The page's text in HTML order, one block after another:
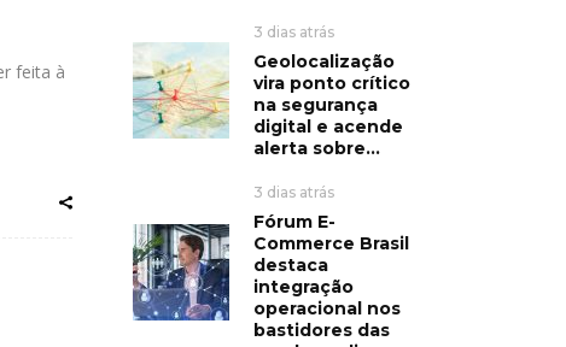
feita à
3 dias atrás
Geolocalização
vira ponto crítico
na segurança
digital e acende
alerta sobre...
3 dias atrás
Fórum E-
Commerce Brasil
destaca
integração
operacional nos
bastidores das